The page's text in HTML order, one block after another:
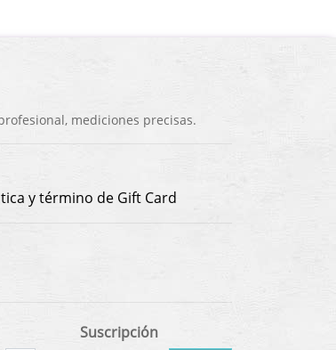
mediciones precisas.
y término de Gift Card
Suscripción